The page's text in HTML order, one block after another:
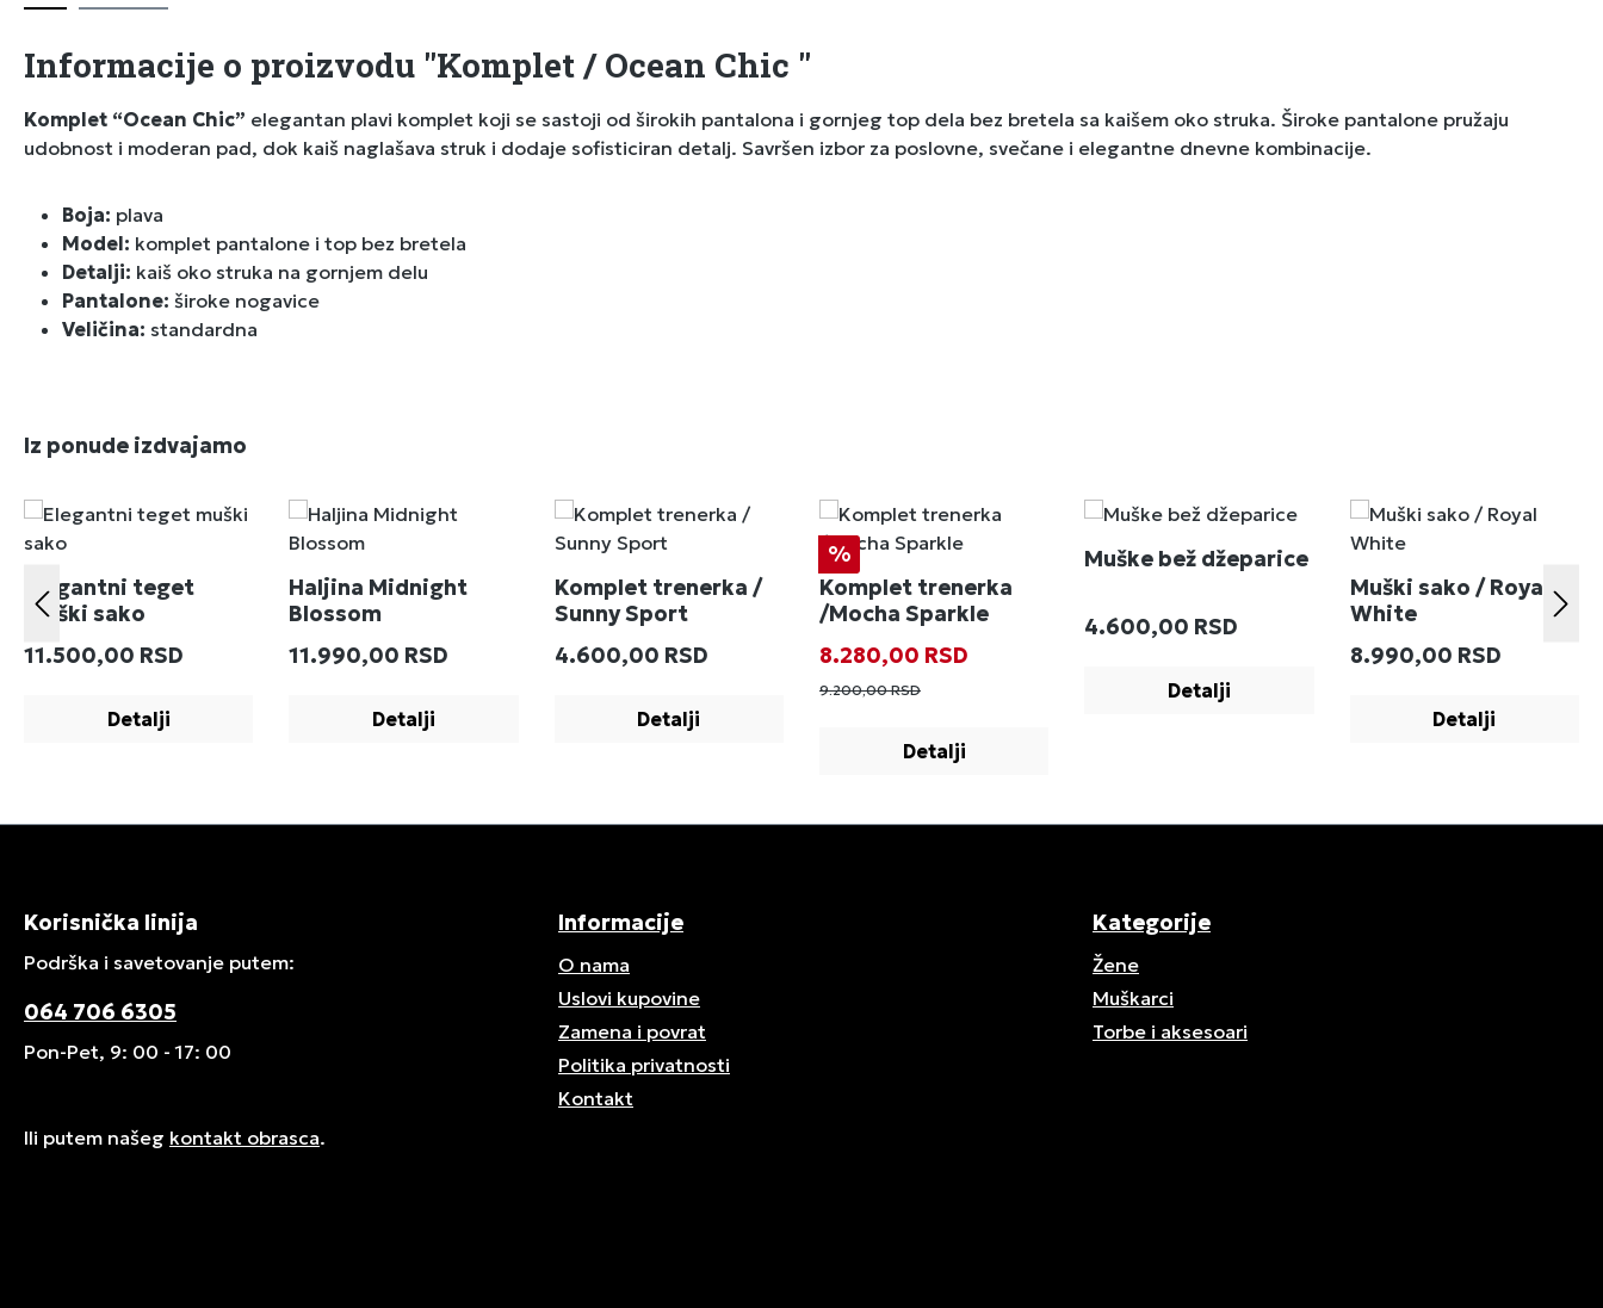
Informacije o proizvodu "Komplet / Ocean Chic "
Komplet “Ocean Chic” elegantan plavi komplet koji se sastoji od širokih pantalona i gornjeg top dela bez bretela sa kaišem oko struka. Široke pantalone pružaju
udobnost i moderan pad, dok kaiš naglašava struk i dodaje sofisticiran detalj. Savršen izbor za poslovne, svečane i elegantne dnevne kombinacije.
Boja: plava
Model: komplet pantalone i top bez bretela
Detalji: kaiš oko struka na gornjem delu
Pantalone: široke nogavice
Veličina: standardna
Preskoči galeriju proizvoda
Iz ponude izdvajamo
Elegantni teget
muški sako
Redovna cena:
11.500,00 RSD
Detalji
Haljina Midnight
Blossom
Redovna cena:
11.990,00 RSD
Detalji
Komplet trenerka /
Sunny Sport
Redovna cena:
4.600,00 RSD
Detalji
Popust
%
Komplet trenerka
/Mocha Sparkle
Prodajna cena:
8.280,00 RSD
9.200,00 RSD
Detalji
Muške bež džeparice
Redovna cena:
4.600,00 RSD
Detalji
Muški sako / Royal
White
Redovna cena:
8.990,00 RSD
Detalji
Korisnička linija
Podrška i savetovanje putem:
064 706 6305
Pon-Pet, 9: 00 - 17: 00
Ili putem našeg kontakt obrasca.
Informacije
O nama
Uslovi kupovine
Zamena i povrat
Politika privatnosti
Kontakt
Kategorije
Žene
Muškarci
Torbe i aksesoari